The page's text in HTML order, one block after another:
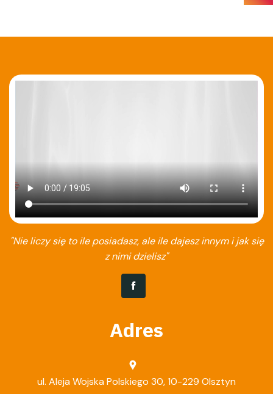
"Nie liczy się to ile posiadasz, ale ile dajesz innym i jak się
z nimi dzielisz"
Adres
ul. Aleja Wojska Polskiego 30, 10-229 Olsztyn